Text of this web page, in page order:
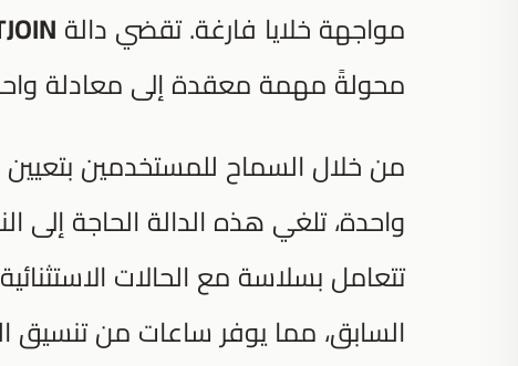
مواجهة خلايا فارغة. تقضي دالة
محولةً مهمة معقدة إلى معادلة
من خلال السماح للمستخدمين
واحدة، تلغي هذه الدالة الحاجة إلى
تتعامل بسلاسة مع الحالات
السابق، مما يوفر ساعات من تنسيق